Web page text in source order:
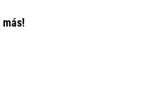
más!